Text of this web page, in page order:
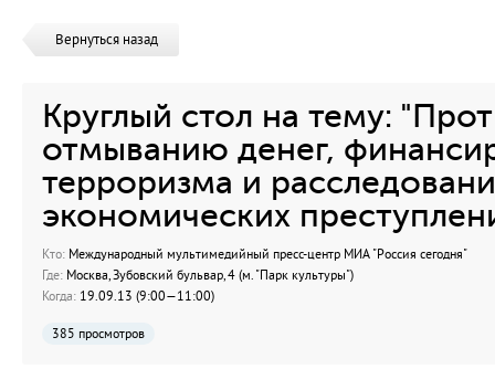
Вернуться назад
Круглый стол на тему:
отмыванию денег,
терроризма и
экономических
Кто: Международный мультимедийный пресс-центр МИА "Россия сегодня"
Где: Москва, Зубовский бульвар, 4 (м. "Парк культуры")
Когда: 19.09.13 (9:00—11:00)
385 просмотров